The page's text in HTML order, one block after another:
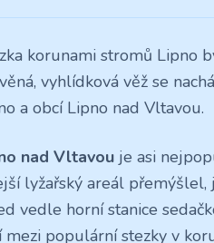
korunami stromů Lipno
vyhlídková věž se
a obcí Lipno nad Vltavou.
nad Vltavou je asi
lyžařský areál přemýšlel,
vedle horní stanice
mezi populární stezky v